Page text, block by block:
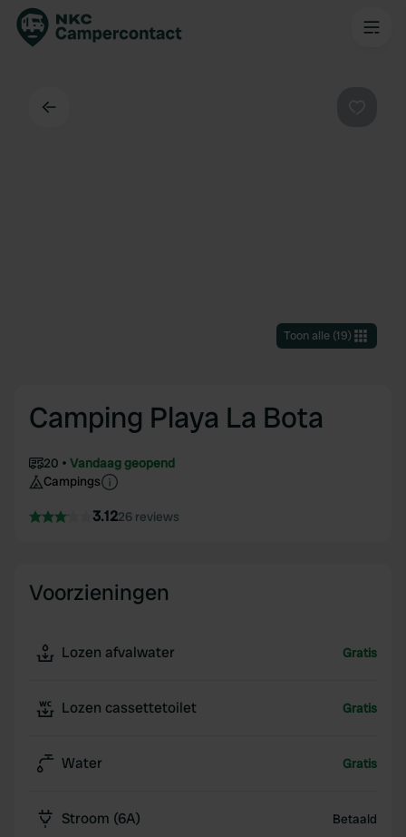
Toon alle(19)
Camping Playa La Bota
20
Vandaag geopend
Campings
3.1226 reviews
Voorzieningen
Lozen afvalwater Gratis
Lozen cassettetoilet Gratis
Water Gratis
Stroom (6A) Betaald